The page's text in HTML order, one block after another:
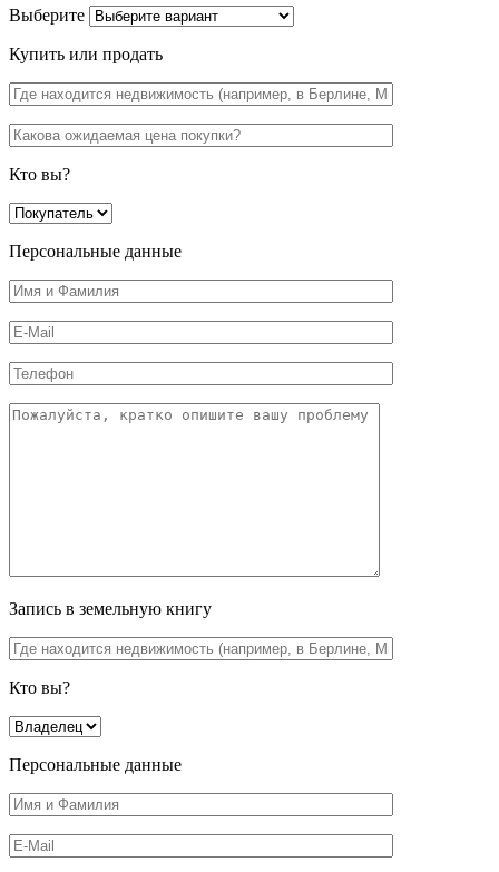
Выберите
Купить или продать
Кто вы?
Персональные данные
Запись в земельную книгу
Кто вы?
Персональные данные